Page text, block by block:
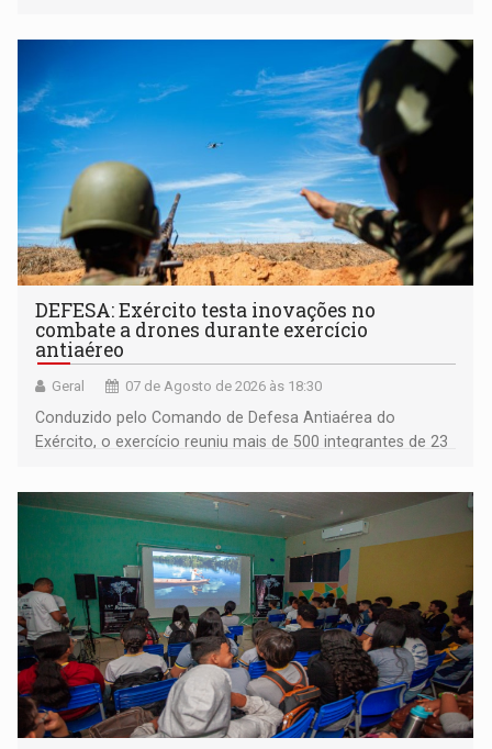
DEFESA: Exército testa inovações no
combate a drones durante exercício
antiaéreo
Geral 07 de Agosto de 2026 às 18:30
Conduzido pelo Comando de Defesa Antiaérea do
Exército, o exercício reuniu mais de 500 integrantes de 23